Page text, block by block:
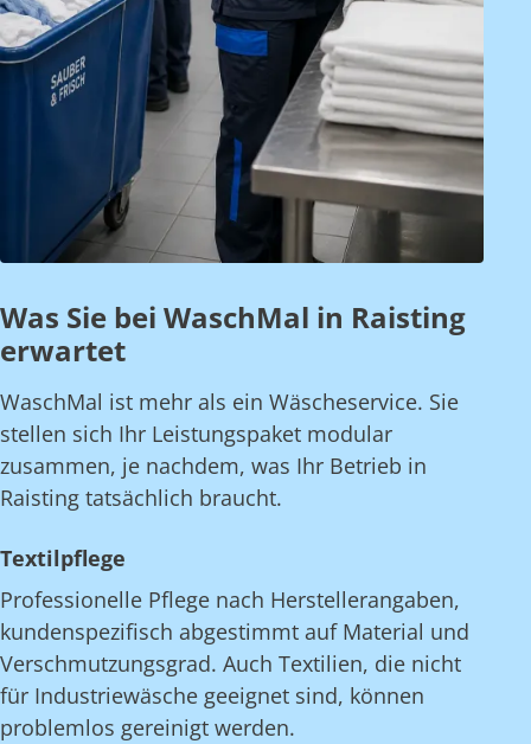
Was Sie bei WaschMal in Raisting
erwartet
WaschMal ist mehr als ein Wäscheservice. Sie
stellen sich Ihr Leistungspaket modular
zusammen, je nachdem, was Ihr Betrieb in
Raisting tatsächlich braucht.
Textilpflege
Professionelle Pflege nach Herstellerangaben,
kundenspezifisch abgestimmt auf Material und
Verschmutzungsgrad. Auch Textilien, die nicht
für Industriewäsche geeignet sind, können
problemlos gereinigt werden.